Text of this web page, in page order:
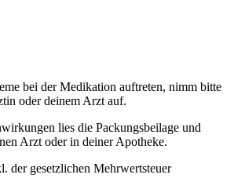
bei der Medikation auftreten, nimm bitte
oder deinem Arzt auf.
lies die Packungsbeilage und
Arzt oder in deiner Apotheke.
der gesetzlichen Mehrwertsteuer